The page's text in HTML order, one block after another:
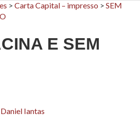
> Carta Capital – impresso > SEM
E SEM
Daniel Iantas